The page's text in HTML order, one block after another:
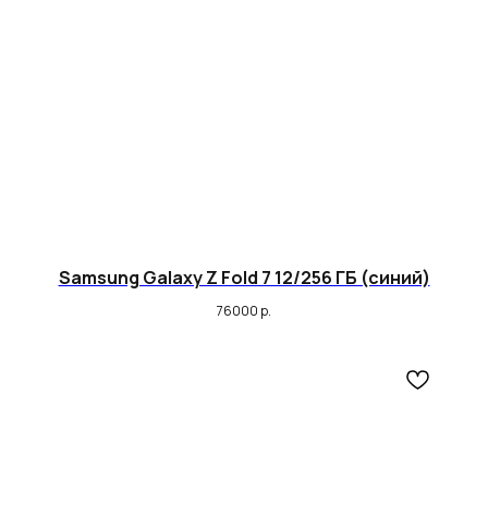
Samsung Galaxy Z Fold 7 12/256 ГБ (синий)
76000 р.